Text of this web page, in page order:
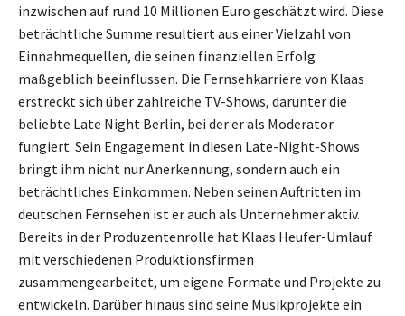
inzwischen auf rund 10 Millionen Euro geschätzt wird. Diese
beträchtliche Summe resultiert aus einer Vielzahl von
Einnahmequellen, die seinen finanziellen Erfolg
maßgeblich beeinflussen. Die Fernsehkarriere von Klaas
erstreckt sich über zahlreiche TV-Shows, darunter die
beliebte Late Night Berlin, bei der er als Moderator
fungiert. Sein Engagement in diesen Late-Night-Shows
bringt ihm nicht nur Anerkennung, sondern auch ein
beträchtliches Einkommen. Neben seinen Auftritten im
deutschen Fernsehen ist er auch als Unternehmer aktiv.
Bereits in der Produzentenrolle hat Klaas Heufer-Umlauf
mit verschiedenen Produktionsfirmen
zusammengearbeitet, um eigene Formate und Projekte zu
entwickeln. Darüber hinaus sind seine Musikprojekte ein